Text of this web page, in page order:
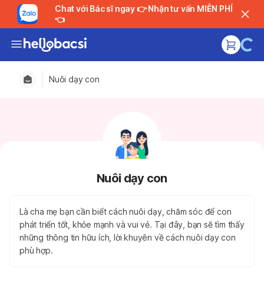
Chat với Bác sĩ ngay 👉 Nhận tư vấn MIỄN PHÍ
👈
Nuôi dạy con
Nuôi dạy con
Là cha mẹ bạn cần biết cách nuôi dạy, chăm sóc để con
phát triển tốt, khỏe mạnh và vui vẻ. Tại đây, bạn sẽ tìm thấy
những thông tin hữu ích, lời khuyên về cách nuôi dạy con
phù hợp.